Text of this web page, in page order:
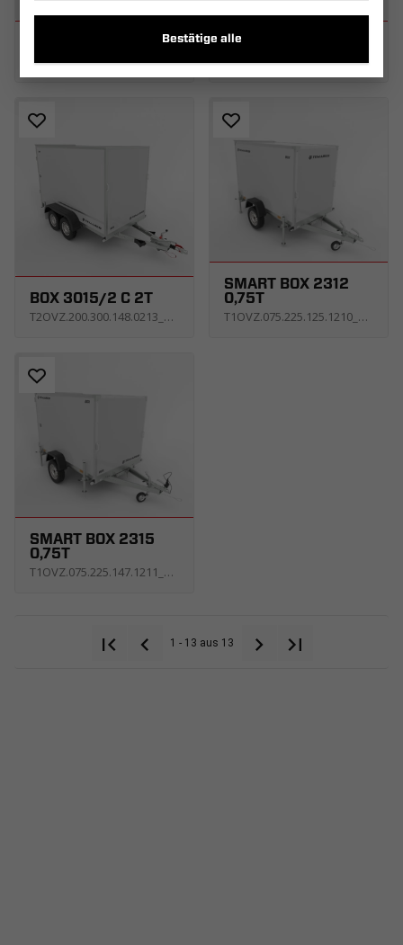
T2OVZ.075.300.148.0213_USNE_X
BOX 3015/2 C 1,5T
T2OVZ.150.300.148.0213_AS1E_X
BOX 3015/2 C 2T
T2OVZ.200.300.148.0213_KS2E_X
SMART BOX 2312
0,75T
T1OVZ.075.225.125.1210_USNE_X
SMART BOX 2315
0,75T
T1OVZ.075.225.147.1211_USNE_X
1 - 13 aus 13
Bestätige alle